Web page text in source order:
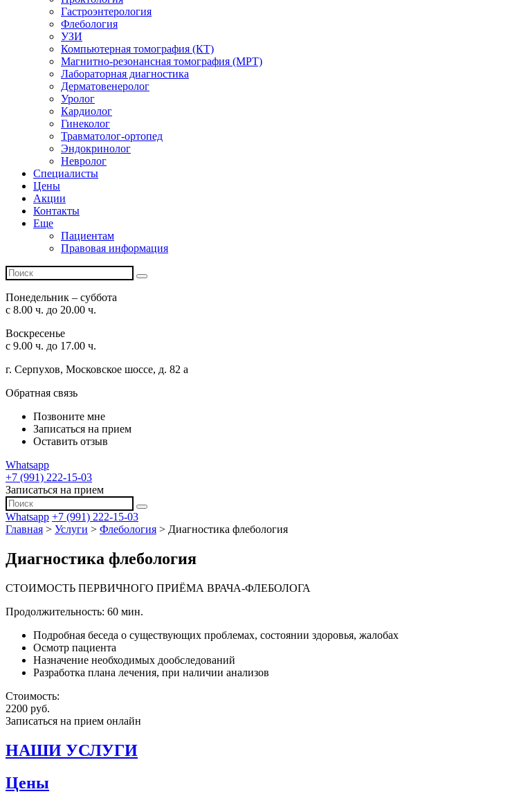
Гастроэнтерология
Флебология
УЗИ
Компьютерная томография (КТ)
Магнитно-резонансная томография (МРТ)
Лабораторная диагностика
Дерматовенеролог
Уролог
Кардиолог
Гинеколог
Травматолог-ортопед
Эндокринолог
Невролог
Специалисты
Цены
Акции
Контакты
Еще
Пациентам
Правовая информация
Понедельник – суббота
с 8.00 ч. до 20.00 ч.
Воскресенье
с 9.00 ч. до 17.00 ч.
г. Серпухов, Московское шоссе, д. 82 а
Обратная связь
Позвоните мне
Записаться на прием
Оставить отзыв
Whatsapp
+7 (991) 222-15-03
Записаться на прием
Whatsapp +7 (991) 222-15-03
Главная > Услуги > Флебология > Диагностика флебология
Диагностика флебология
СТОИМОСТЬ ПЕРВИЧНОГО ПРИЁМА ВРАЧА-ФЛЕБОЛОГА
Продолжительность: 60 мин.
Подробная беседа о существующих проблемах, состоянии здоровья, жалобах
Осмотр пациента
Назначение необходимых дообследований
Разработка плана лечения, при наличии анализов
Стоимость:
2200 руб.
Записаться на прием онлайн
НАШИ УСЛУГИ
Цены